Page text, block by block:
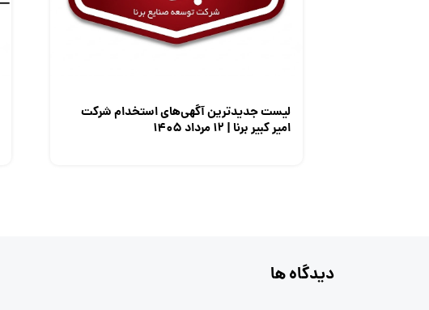
لیست جدیدترین آگهی‌های استخدام شرکت
امیر کبیر برنا | ۱۲ مرداد ۱۴۰۵
دیدگاه ها